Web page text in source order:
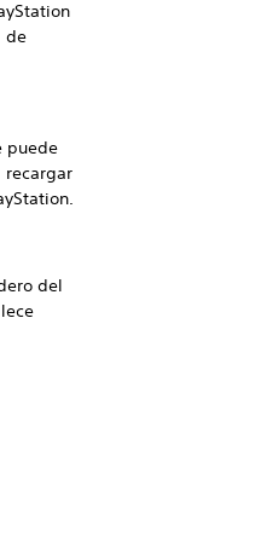
de
puede
recargar
del